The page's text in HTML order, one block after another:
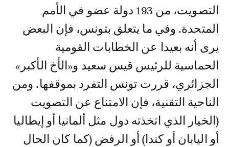
التصويت، من 193 دولة عضو في الأمم
المتحدة. وفي ما يتعلق بتونس، فإن البعض
يرى أنه بعيدا عن الخطابات القومية
الحماسية للرئيس قيس سعيد و«الأخ الأكبر»
الجزائري، قررت تونس التفرد بموقفها. ومن
الناحية التقنية، فإن الامتناع عن التصويت
(الخيار الذي اتخذته دول مثل ألمانيا أو إيطاليا
أو اليابان أو كندا) أو الرفض (كما كان الحال